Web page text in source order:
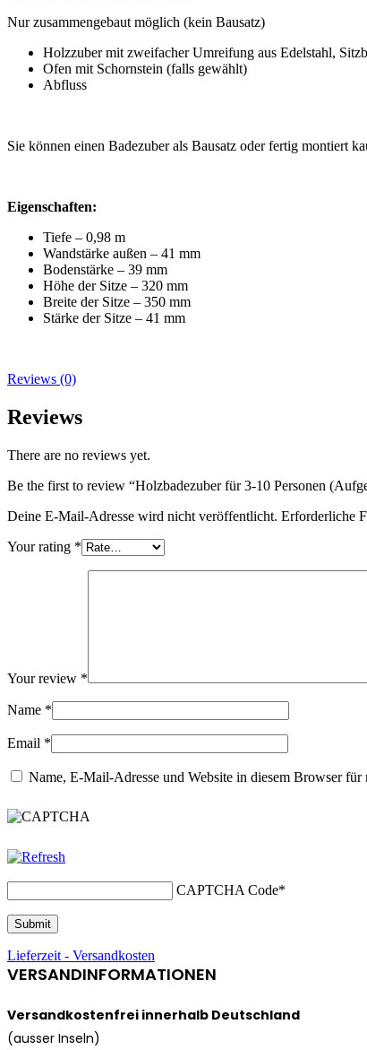
Nur zusammengebaut möglich (kein Bausatz)
Holzzuber mit zweifacher Umreifung aus Edelstahl,
Ofen mit Schornstein (falls gewählt)
Abfluss
Sie können einen Badezuber als Bausatz oder fertig montiert
Eigenschaften:
Tiefe – 0,98 m
Wandstärke außen – 41 mm
Bodenstärke – 39 mm
Höhe der Sitze – 320 mm
Breite der Sitze – 350 mm
Stärke der Sitze – 41 mm
Reviews (0)
Reviews
There are no reviews yet.
Be the first to review “Holzbadezuber für 3-10 Personen
Deine E-Mail-Adresse wird nicht veröffentlicht. Erforderliche
Your rating *
Your review *
Name *
Email *
Name, E-Mail-Adresse und Website in diesem Browser für
CAPTCHA Code*
Lieferzeit - Versandkosten
VERSANDINFORMATIONEN
Versandkostenfrei innerhalb Deutschland
(ausser Inseln)